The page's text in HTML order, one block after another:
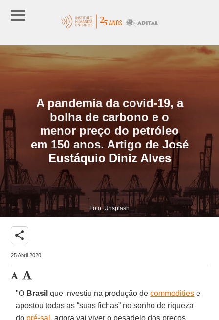
A pandemia da covid-19, a
bolha de carbono e o
menor preço do petróleo
em 150 anos. Artigo de José
Eustáquio Diniz Alves
Foto: Unsplash
share
25 Abril 2020
"O Brasil que investiu na produção decommodities e
apostou todas as “suas fichas” no sonho de riqueza
do pré-sal , agora vai viver o pesadelo dos preços